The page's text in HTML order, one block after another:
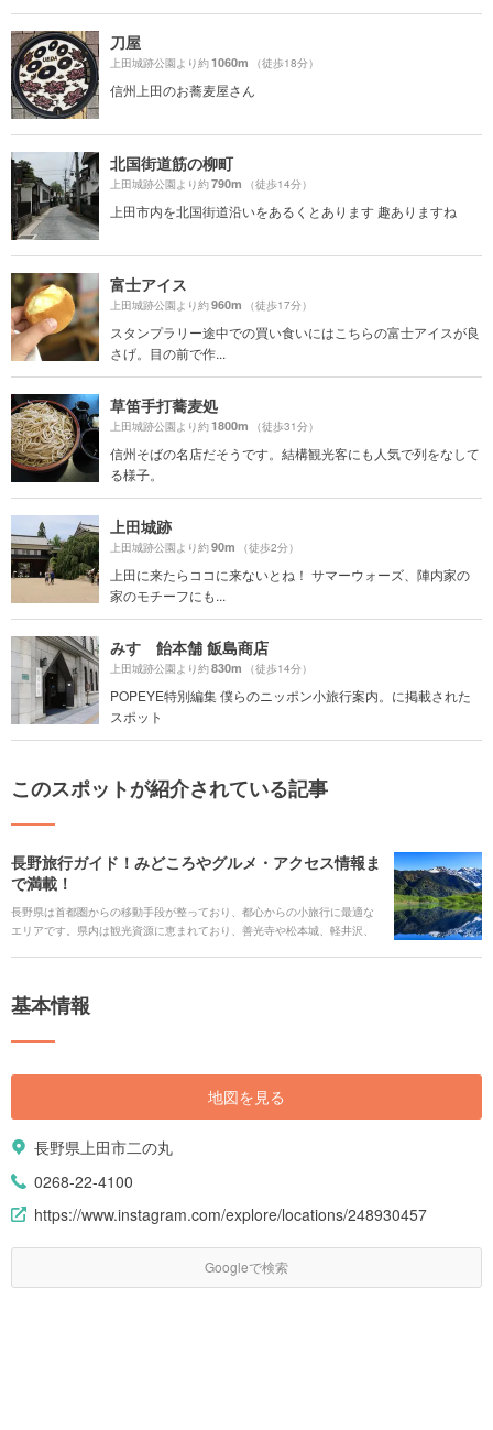
刀屋
上田城跡公園より約1060m （徒歩18分）
信州上田のお蕎麦屋さん
北国街道筋の柳町
上田城跡公園より約790m （徒歩14分）
上田市内を北国街道沿いをあるくとあります 趣ありますね
富士アイス
上田城跡公園より約960m （徒歩17分）
スタンプラリー途中での買い食いにはこちらの富士アイスが良
さげ。目の前で作...
草笛手打蕎麦処
上田城跡公園より約1800m （徒歩31分）
信州そばの名店だそうです。結構観光客にも人気で列をなして
る様子。
上田城跡
上田城跡公園より約90m （徒歩2分）
上田に来たらココに来ないとね！ サマーウォーズ、陣内家の
家のモチーフにも...
みすゞ飴本舗 飯島商店
上田城跡公園より約830m （徒歩14分）
POPEYE特別編集 僕らのニッポン小旅行案内。に掲載された
スポット
このスポットが紹介されている記事
長野旅行ガイド！みどころやグルメ・アクセス情報ま
で満載！
長野県は首都圏からの移動手段が整っており、都心からの小旅行に最適な
エリアです。県内は観光資源に恵まれており、善光寺や松本城、軽井沢、
の見どころ、ご当地グルメ、アクセス情報やオススメのホテルまで、まと
基本情報
地図を見る
長野県上田市二の丸
0268-22-4100
https://www.instagram.com/explore/locations/248930457
Googleで検索